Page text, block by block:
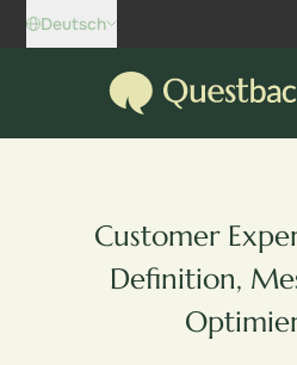
Skip to content
Deutsch
Questback
Customer
Definition,